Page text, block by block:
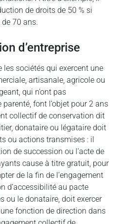
de droits de 50 % si
70 ans.
d’entreprise
les sociétés qui exercent une
artisanale, agricole ou
qui n’ont pas
font l’objet pour 2 ans
collectif de conservation dit
donataire ou légataire doit
ou actions transmises : il
de succession ou l’acte de
cause à titre gratuit, pour
de la fin de l’engagement
d’accessibilité au pacte
ou le donataire, doit exercer
fonction de direction dans